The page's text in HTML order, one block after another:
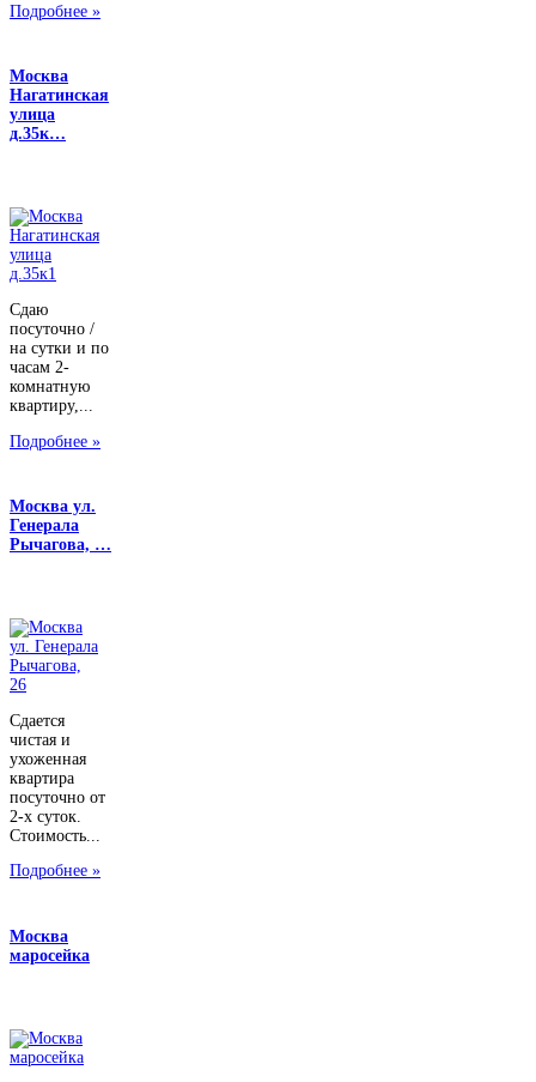
Подробнее »
Москва
Нагатинская
улица
д.35к…
Сдаю
посуточно /
на сутки и по
часам 2-
комнатную
квартиру,...
Подробнее »
Москва ул.
Генерала
Рычагова, …
Сдается
чистая и
ухоженная
квартира
посуточно от
2-х суток.
Стоимость...
Подробнее »
Москва
маросейка